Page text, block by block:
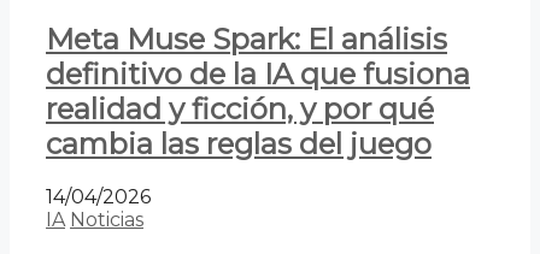
Meta Muse Spark: El análisis
definitivo de la IA que fusiona
realidad y ficción, y por qué
cambia las reglas del juego
14/04/2026
IA Noticias